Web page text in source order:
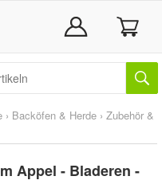
› Backöfen & Herde › Zubehör &
Appel - Bladeren -